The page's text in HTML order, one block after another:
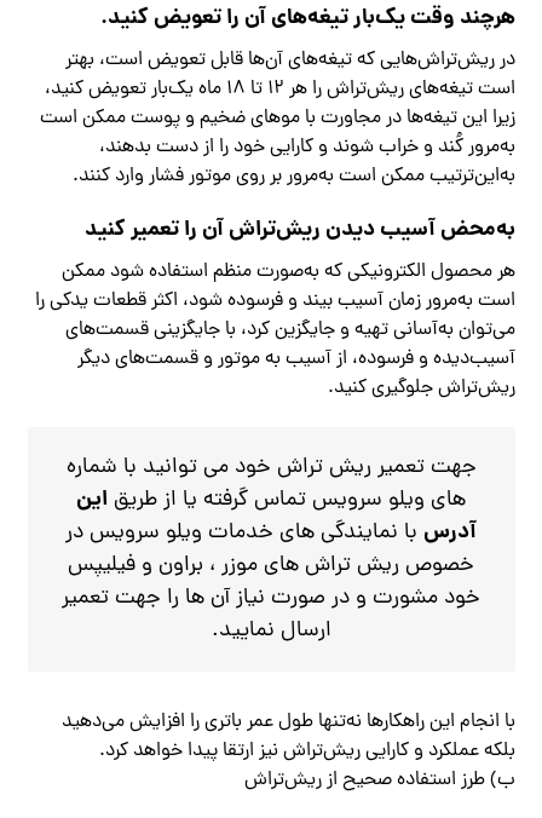
هرچند وقت یک‌بار تیغه‌های آن را تعویض کنید.
در ریش‌تراش‌هایی که تیغه‌های آن‌ها قابل تعویض است، بهتر
است تیغه‌های ریش‌تراش را هر ۱۲ تا ۱۸ ماه یک‌بار تعویض کنید،
زیرا این تیغه‌ها در مجاورت با موهای ضخیم و پوست ممکن است
به‌مرور کُند و خراب شوند و کارایی خود را از دست بدهند،
به‌این‌ترتیب ممکن است به‌مرور بر روی موتور فشار وارد کنند.
به‌محض آسیب دیدن ریش‌تراش آن را تعمیر کنید
هر محصول الکترونیکی که به‌صورت منظم استفاده شود ممکن
است به‌مرور زمان آسیب بیند و فرسوده شود، اکثر قطعات یدکی را
می‌توان به‌آسانی تهیه و جایگزین کرد، با جایگزینی قسمت‌های
آسیب‌دیده و فرسوده، از آسیب به موتور و قسمت‌های دیگر
ریش‌تراش جلوگیری کنید.
جهت تعمیر ریش تراش خود می توانید با شماره
های ویلو سرویس تماس گرفته یا از طریق این
آدرس با نمایندگی های خدمات ویلو سرویس در
خصوص ریش تراش های موزر ، براون و فیلیپس
خود مشورت و در صورت نیاز آن ها را جهت تعمیر
ارسال نمایید.
با انجام این راهکارها نه‌تنها طول عمر باتری را افزایش می‌دهید
بلکه عملکرد و کارایی ریش‌تراش نیز ارتقا پیدا خواهد کرد.
ب) طرز استفاده صحیح از ریش‌تراش